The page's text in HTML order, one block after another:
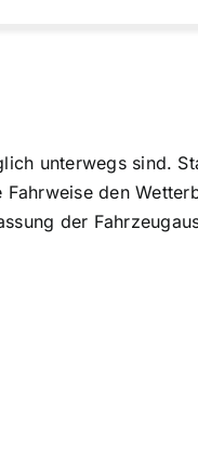
unterwegs sind.
den
der